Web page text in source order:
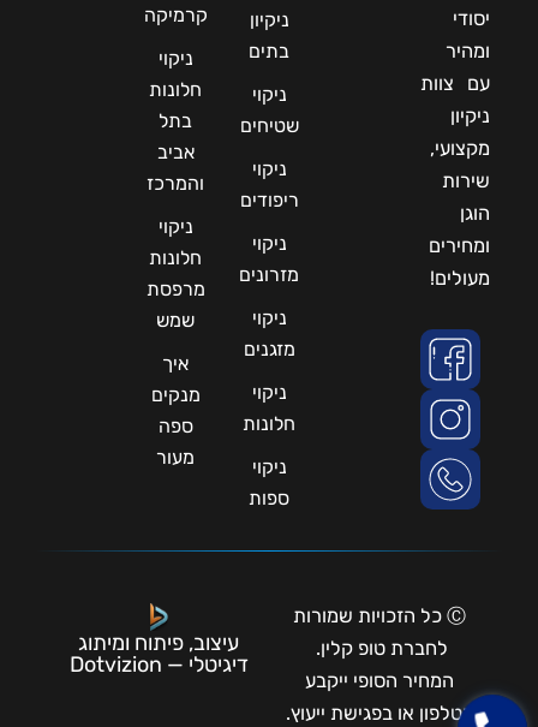
יסודי
ומהיר
עם צוות
ניקיון
מקצועי,
שירות
הוגן
ומחירים
מעולים!
ניקיון
בתים
ניקוי
שטיחים
ניקוי
ריפודים
ניקוי
מזרונים
ניקוי
מזגנים
ניקוי
חלונות
ניקוי
ספות
קרמיקה
ניקוי
חלונות
בתל
אביב
והמרכז
ניקוי
חלונות
מרפסת
שמש
איך
מנקים
ספה
מעור
Ⓒ כל הזכויות שמורות
לחברת טופ קלין.
המחיר הסופי ייקבע
בטלפון או בפגישת ייעוץ.
עיצוב, פיתוח ומיתוג
דיגיטלי — Dotvizion